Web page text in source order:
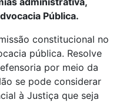
Pública.
constitucional no
pública. Resolve
por meio da
se pode considerar
à Justiça que seja